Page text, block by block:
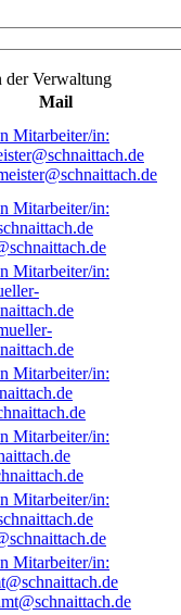
der Verwaltung
Mail